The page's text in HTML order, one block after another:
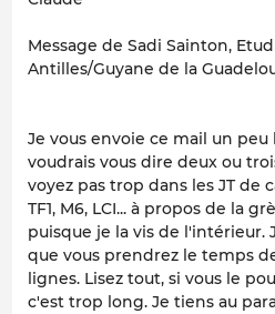
Message de Sadi Sainton,
Antilles/Guyane de la
Je vous envoie ce mail un peu
voudrais vous dire deux ou
voyez pas trop dans les JT de
TF1, M6, LCI... à propos de la
puisque je la vis de l'intérieur.
que vous prendrez le temps
lignes. Lisez tout, si vous le
c'est trop long. Je tiens au